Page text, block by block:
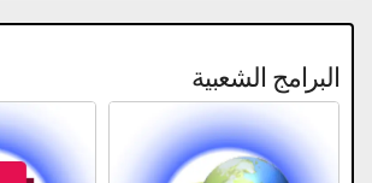
البرامج الشعبية